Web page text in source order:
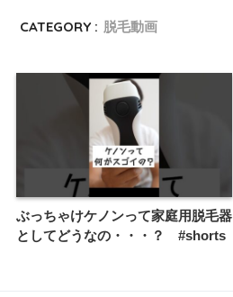
CATEGORY : 脱毛動画
ぶっちゃけケノンって家庭用脱毛器
としてどうなの・・・？ #shorts